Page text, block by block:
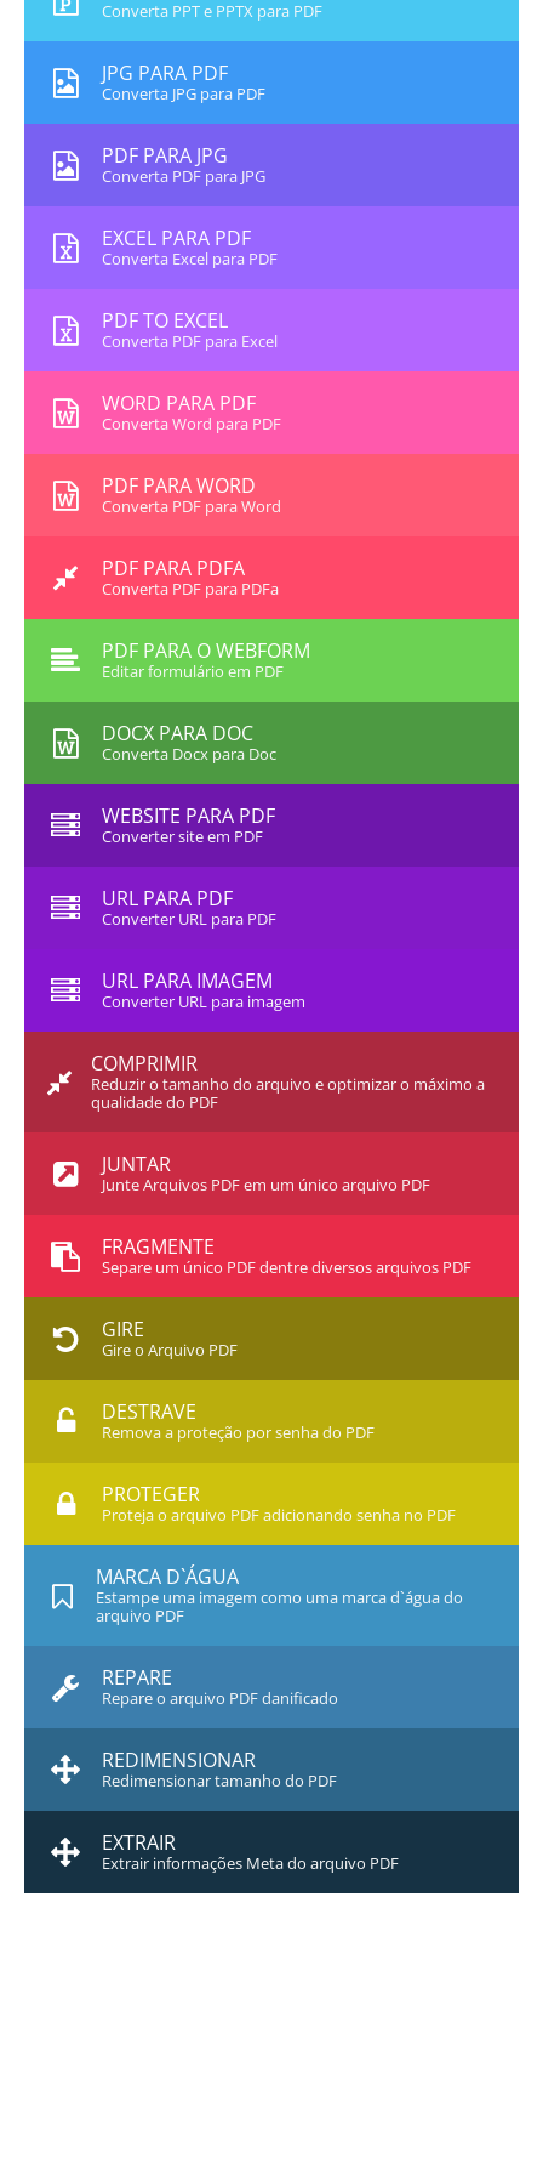
Converta PPT e PPTX para PDF
JPG PARA PDF
Converta JPG para PDF
PDF PARA JPG
Converta PDF para JPG
EXCEL PARA PDF
Converta Excel para PDF
PDF TO EXCEL
Converta PDF para Excel
WORD PARA PDF
Converta Word para PDF
PDF PARA WORD
Converta PDF para Word
PDF PARA PDFA
Converta PDF para PDFa
PDF PARA O WEBFORM
Editar formulário em PDF
DOCX PARA DOC
Converta Docx para Doc
WEBSITE PARA PDF
Converter site em PDF
URL PARA PDF
Converter URL para PDF
URL PARA IMAGEM
Converter URL para imagem
COMPRIMIR
Reduzir o tamanho do arquivo e optimizar o máximo a
qualidade do PDF
JUNTAR
Junte Arquivos PDF em um único arquivo PDF
FRAGMENTE
Separe um único PDF dentre diversos arquivos PDF
GIRE
Gire o Arquivo PDF
DESTRAVE
Remova a proteção por senha do PDF
PROTEGER
Proteja o arquivo PDF adicionando senha no PDF
MARCA D`ÁGUA
Estampe uma imagem como uma marca d`água do
arquivo PDF
REPARE
Repare o arquivo PDF danificado
REDIMENSIONAR
Redimensionar tamanho do PDF
EXTRAIR
Extrair informações Meta do arquivo PDF